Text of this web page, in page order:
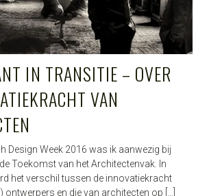
IN TRANSITIE – OVER
VAN
Design Week 2016 was ik aanwezig bij
Toekomst van het Architectenvak. In
het verschil tussen de innovatiekracht
ontwerpers en die van architecten op […]